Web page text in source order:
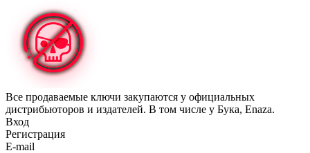
Все продаваемые ключи закупаются у официальных
дистрибьюторов и издателей. В том числе у Бука, Enaza.
Вход
Регистрация
E-mail